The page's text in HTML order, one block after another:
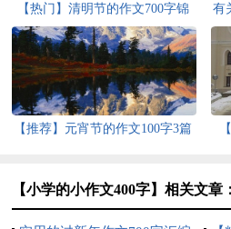
【热门】清明节的作文700字锦
集6篇
有
【推荐】元宵节的作文100字3篇
【小学的小作文400字】相关文章：